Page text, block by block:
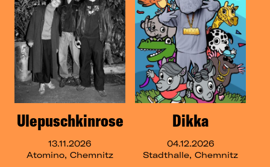
Ulepuschkinrose
13.11.2026
Atomino, Chemnitz
Dikka
04.12.2026
Stadthalle, Chemnitz